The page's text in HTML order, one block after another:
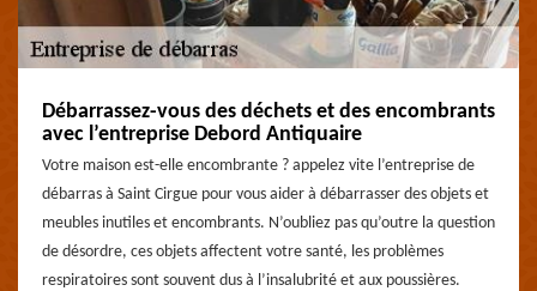
Débarrassez-vous des déchets et des encombrants
avec l’entreprise Debord Antiquaire
Votre maison est-elle encombrante ? appelez vite l’entreprise de
débarras à Saint Cirgue pour vous aider à débarrasser des objets et
meubles inutiles et encombrants. N’oubliez pas qu’outre la question
de désordre, ces objets affectent votre santé, les problèmes
respiratoires sont souvent dus à l’insalubrité et aux poussières.